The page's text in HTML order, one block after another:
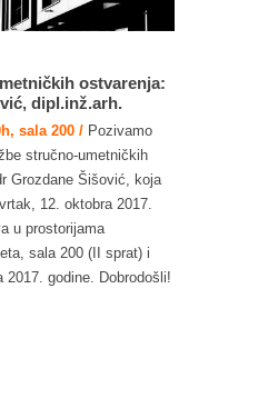
ostvarenja:
dipl.inž.arh.
sala 200 / Pozivamo
stručno-umetničkih
Grozdane Šišović, koja
12. oktobra 2017.
u prostorijama
sala 200 (II sprat) i
2017. godine. Dobrodošli!